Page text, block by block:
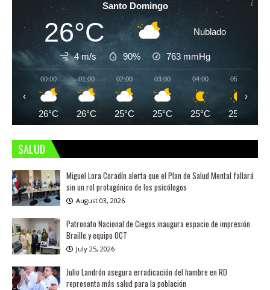
Santo Domingo
26°C Nublado
4 m/s 90% 763 mmHg
00:00
26°C
01:00
26°C
02:00
25°C
03:00
25°C
04:00
25°C
05:00
25°C
‹ ›
SALUD
Miguel Lora Coradín alerta que el Plan de Salud Mental fallará
sin un rol protagónico de los psicólogos
August 03, 2026
Patronato Nacional de Ciegos inaugura espacio de impresión
Braille y equipo OCT
July 25, 2026
Julio Landrón asegura erradicación del hambre en RD
representa más salud para la población